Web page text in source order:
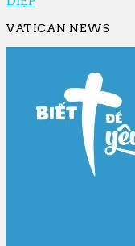
VATICAN NEWS